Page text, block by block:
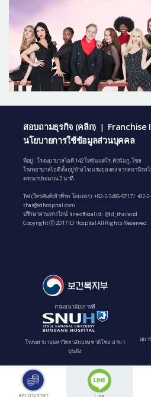
สอบถามราคา
สอบถามธุรกิจ (คลิก) | Franchise
นโยบายการใช้ข้อมูลส่วนบุคคล
ที่อยู่ : โรงพยาบาลไอดี 142 โทซันแดโร, คังนัมกู, โซล
โรงพยาบาลไอดี ตั้งอยู่ข้างโรงแรมยองดง จากสถานีรถ
ตรงมาประมาณ 2 นาที
Tel (โทรศัพท์เข้าที่รพ.โดยตรง): +82-2-3496-9717/+82-
thai@idhospital.com
ปรึกษาผ่านทางไลน์ line official id : @id_thailand
Copyright ⓒ 2017 ID Hospital All Rights Reserved.
กรมอนามัยเกาหลี
โรงพยาบาลมหาวิทยาลัยแห่งชาติโซล สาขา
บุนดัง
สถา